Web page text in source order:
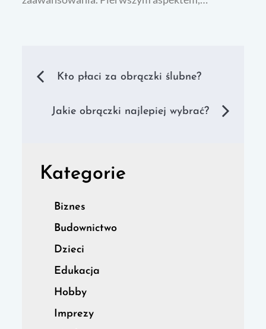
Nawigacja
wpisu
Kto płaci za obrączki ślubne?
Jakie obrączki najlepiej wybrać?
Kategorie
Biznes
Budownictwo
Dzieci
Edukacja
Hobby
Imprezy